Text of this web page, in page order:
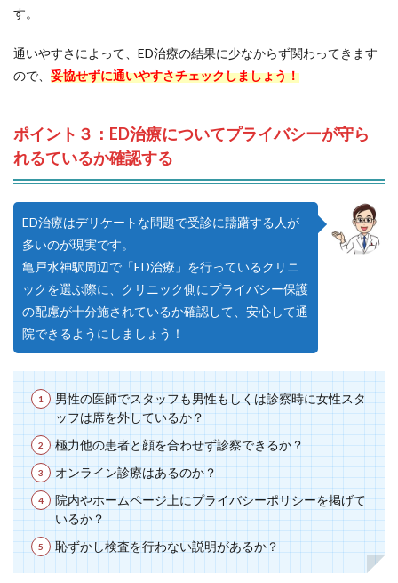
す。
通いやすさによって、ED治療の結果に少なからず関わってきます
ので、 妥協せずに通いやすさチェックしましょう！
ポイント３：ED治療についてプライバシーが守ら
れるているか確認する
ED治療はデリケートな問題で受診に躊躇する人が
多いのが現実です。
亀戸水神駅周辺で「ED治療」を行っているクリニ
ックを選ぶ際に、クリニック側にプライバシー保護
の配慮が十分施されているか確認して、安心して通
院できるようにしましょう！
男性の医師でスタッフも男性もしくは診察時に女性スタ
ッフは席を外しているか？
極力他の患者と顔を合わせず診察できるか？
オンライン診療はあるのか？
院内やホームページ上にプライバシーポリシーを掲げて
いるか？
恥ずかし検査を行わない説明があるか？